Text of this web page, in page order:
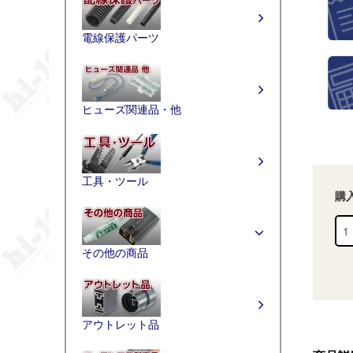
購
電線保護パーツ
ヒューズ関連品・他
工具・ツール
その他の商品
アウトレット品